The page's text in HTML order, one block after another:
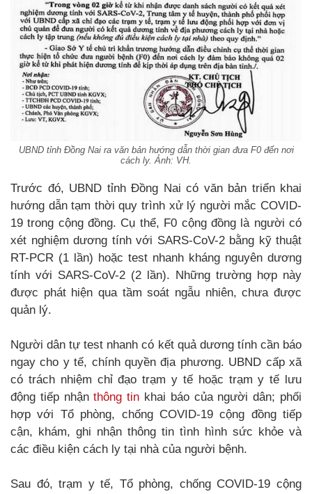
UBND tỉnh Đồng Nai ra văn bản hướng dẫn thời gian đưa F0 đến nơi
cách ly. Ảnh: VH.
Trước đó, UBND tỉnh Đồng Nai có văn bản triển khai
hướng dẫn tạm thời quy trình xử lý người mắc COVID-
19 trong cộng đồng. Cụ thể, F0 cộng đồng là người có
xét nghiệm dương tính với SARS-CoV-2 bằng kỹ thuật
RT-PCR (1 lần) hoặc test nhanh kháng nguyên dương
tính với SARS-CoV-2 (2 lần). Những trường hợp này
được phát hiện qua tầm soát ngẫu nhiên, chưa được
quản lý.
Người dân tự test nhanh có kết quả dương tính cần báo
ngay cho y tế, chính quyền địa phương. UBND cấp xã
có trách nhiệm chỉ đạo trạm y tế hoặc trạm y tế lưu
động tiếp nhậnthông tin khai báo của người dân; phối
hợp với Tổ phòng, chống COVID-19 cộng đồng tiếp
cận, khám, ghi nhận thông tin tình hình sức khỏe và
các điều kiện cách ly tại nhà của người bệnh.
Sau đó, trạm y tế, Tổ phòng, chống COVID-19 cộng